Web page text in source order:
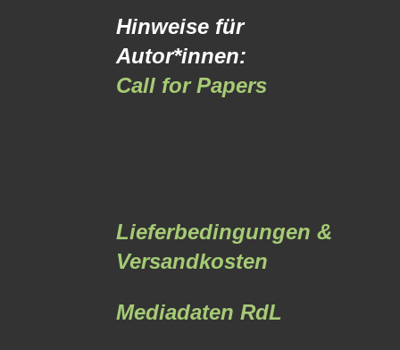
Hinweise für
Autor*innen:
Call for Papers
Lieferbedingungen &
Versandkosten
Mediadaten RdL